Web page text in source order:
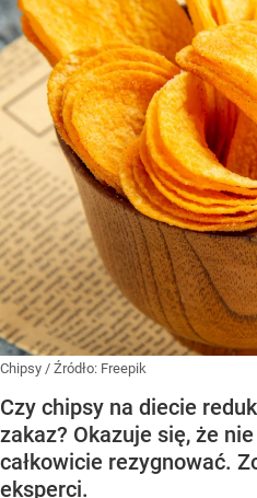
Chipsy / Źródło: Freepik
Czy chipsy na diecie
zakaz? Okazuje się, że
całkowicie rezygnować.
eksperci.